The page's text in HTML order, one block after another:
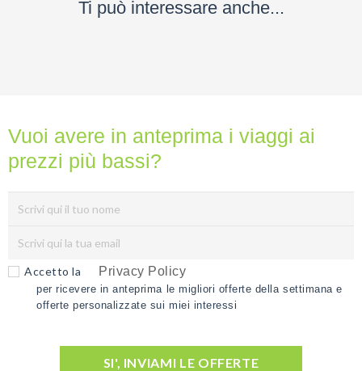
Ti può interessare anche...
Vuoi avere in anteprima i viaggi ai
prezzi più bassi?
Accetto la Privacy Policy
per ricevere in anteprima le migliori offerte della settimana e
offerte personalizzate sui miei interessi
SI', INVIAMI LE OFFERTE